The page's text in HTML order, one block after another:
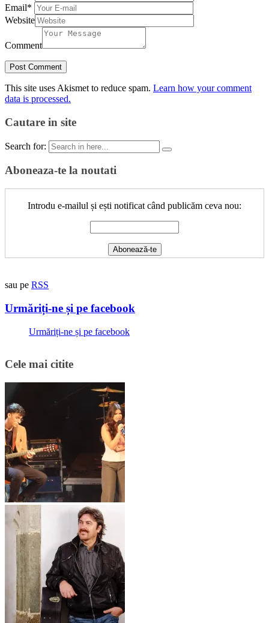
Email*
Website
Comment
This site uses Akismet to reduce spam. Learn how your comment
data is processed.
Cautare in site
Search for:
Aboneaza-te la noutati
Introdu e-mailul și ești notificat când publicăm ceva nou:
sau pe RSS
Urmăriți-ne și pe facebook
Urmăriți-ne și pe facebook
Cele mai citite